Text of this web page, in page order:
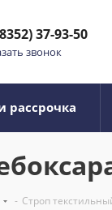
37-93-50
звонок
рассрочка
- Строп